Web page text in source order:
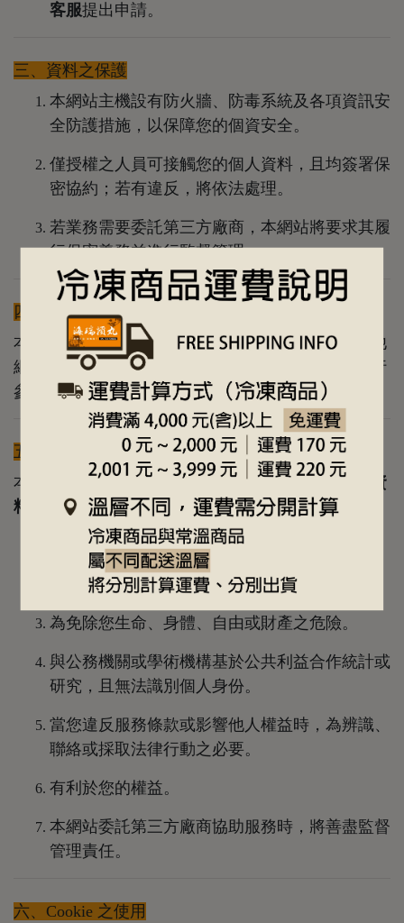
客服提出申請。
三、資料之保護
本網站主機設有防火牆、防毒系統及各項資訊安
全防護措施，以保障您的個資安全。
僅授權之人員可接觸您的個人資料，且均簽署保
密協約；若有違反，將依法處理。
若業務需要委託第三方廠商，本網站將要求其履
行保密義務並進行監督管理。
四、網站對外連結
本網站可能包含其他網站的連結。當您點選進入其他
網站時，該網站的隱私權政策與本網站無關，請自行
參閱該網站之相關規定。
五、與第三人共用個人資料之政策
本網站
不會任意提供、交換、出租或出售您的個人資
料
給他人或單位，除非符合以下情況：
經由您書面同意。
法律明文規定或司法機關合法調查。
為免除您生命、身體、自由或財產之危險。
與公務機關或學術機構基於公共利益合作統計或
研究，且無法識別個人身份。
當您違反服務條款或影響他人權益時，為辨識、
聯絡或採取法律行動之必要。
有利於您的權益。
本網站委託第三方廠商協助服務時，將善盡監督
管理責任。
六、Cookie 之使用